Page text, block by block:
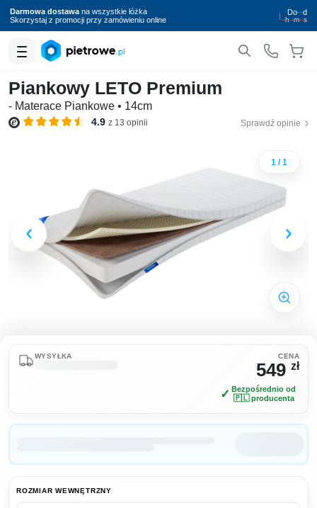
Darmowa dostawa na wszystkie łóżka
Skorzystaj z promocji przy zamówieniu online
| Do--d
--h--m--s
Piankowy LETO Premium
- Materace Piankowe • 14cm
4.9 z 13 opinii Sprawdź opinie
1 / 1
WYSYŁKA CENA
549 zł
✓ Bezpośrednio od
🇵🇱 producenta
ROZMIAR WEWNĘTRZNY